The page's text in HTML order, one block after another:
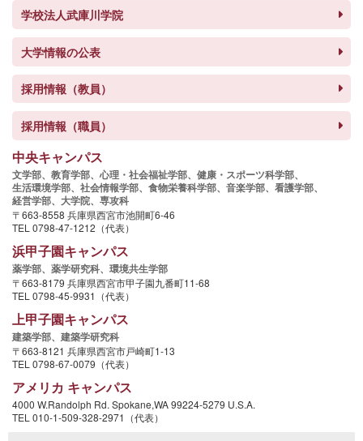
学校法人武庫川学院
大学情報の公表
採用情報（教員）
採用情報（職員）
中央キャンパス
文学部、 教育学部、 心理・社会福祉学部、 健康・スポーツ科学部、
生活環境学部、 社会情報学部、 食物栄養科学部、 音楽学部、 看護学部、
経営学部、 大学院、 専攻科
〒663-8558 兵庫県西宮市池開町6-46
TEL 0798-47-1212（代表）
浜甲子園キャンパス
薬学部、 薬学研究科、 環境共生学部
〒663-8179 兵庫県西宮市甲子園九番町11-68
TEL 0798-45-9931（代表）
上甲子園キャンパス
建築学部、 建築学研究科
〒663-8121 兵庫県西宮市戸崎町1-13
TEL 0798-67-0079（代表）
アメリカ キャンパス
4000 W.Randolph Rd. Spokane,WA 99224-5279 U.S.A.
TEL 010-1-509-328-2971（代表）